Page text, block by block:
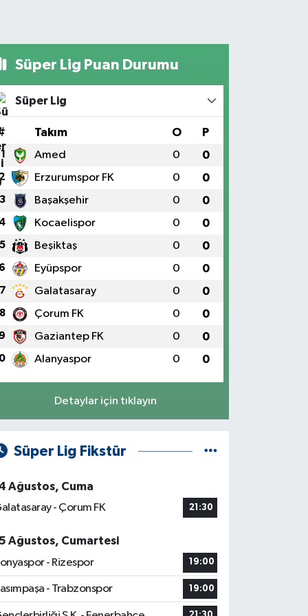
Süper Lig Puan Durumu
Süper Lig
Takım O P
1 Amed 0 0
Erzurumspor FK 0 0
3 Başakşehir 0 0
Kocaelispor 0 0
5 Beşiktaş 0 0
Eyüpspor 0 0
7 Galatasaray 0 0
8 Çorum FK 0 0
Gaziantep FK 0 0
Alanyaspor 0 0
Detaylar için tıklayın
Süper Lig Fikstür
Ağustos, Cuma
- Çorum FK
21:30
Ağustos, Cumartesi
- Rizespor
19:00
- Trabzonspor 19:00